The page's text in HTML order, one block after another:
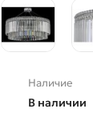
Наличие
В наличии